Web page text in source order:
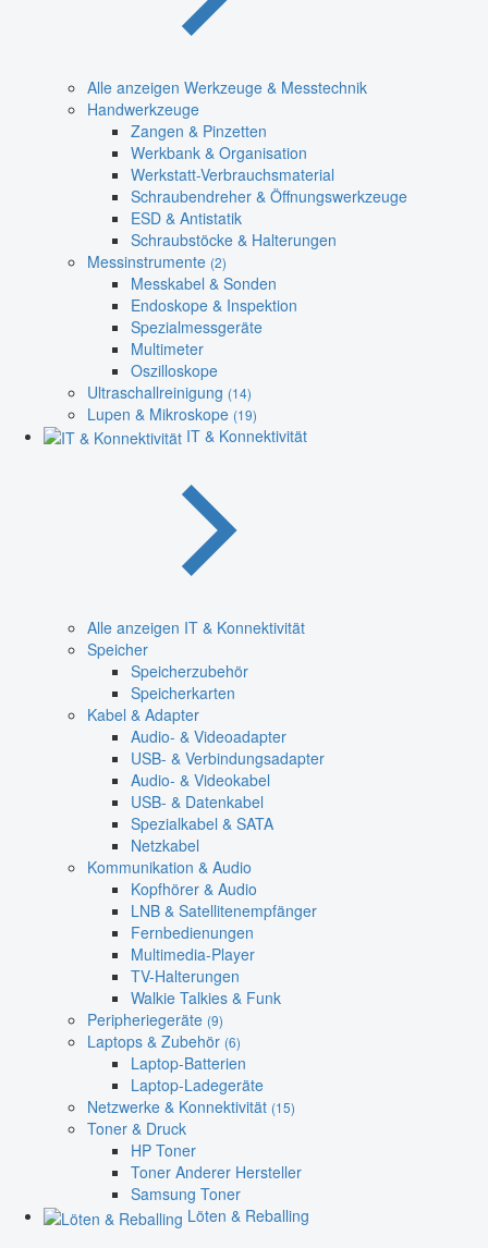
Alle anzeigen Werkzeuge & Messtechnik
Handwerkzeuge
Zangen & Pinzetten
Werkbank & Organisation
Werkstatt-Verbrauchsmaterial
Schraubendreher & Öffnungswerkzeuge
ESD & Antistatik
Schraubstöcke & Halterungen
Messinstrumente (2)
Messkabel & Sonden
Endoskope & Inspektion
Spezialmessgeräte
Multimeter
Oszilloskope
Ultraschallreinigung (14)
Lupen & Mikroskope (19)
IT & Konnektivität
Alle anzeigen IT & Konnektivität
Speicher
Speicherzubehör
Speicherkarten
Kabel & Adapter
Audio- & Videoadapter
USB- & Verbindungsadapter
Audio- & Videokabel
USB- & Datenkabel
Spezialkabel & SATA
Netzkabel
Kommunikation & Audio
Kopfhörer & Audio
LNB & Satellitenempfänger
Fernbedienungen
Multimedia-Player
TV-Halterungen
Walkie Talkies & Funk
Peripheriegeräte (9)
Laptops & Zubehör (6)
Laptop-Batterien
Laptop-Ladegeräte
Netzwerke & Konnektivität (15)
Toner & Druck
HP Toner
Toner Anderer Hersteller
Samsung Toner
Löten & Reballing